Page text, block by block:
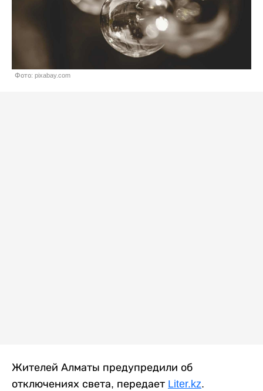
Фото: pixabay.com
Жителей Алматы предупредили об
отключениях света, передает Liter.kz.